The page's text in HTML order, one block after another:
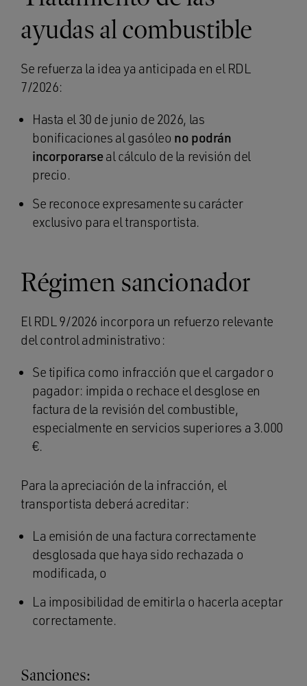
ayudas al combustible
Se refuerza la idea ya anticipada en el RDL
7/2026:
Hasta el 30 de junio de 2026, las
bonificaciones al gasóleo no podrán
incorporarseal cálculo de la revisión del
precio.
Se reconoce expresamente su carácter
exclusivo para el transportista.
Régimen sancionador
El RDL 9/2026 incorpora un refuerzo relevante
del control administrativo:
Se tipifica como infracción que el cargador o
pagador: impida o rechace el desglose en
factura de la revisión del combustible,
especialmente en servicios superiores a 3.000
€.
Para la apreciación de la infracción, el
transportista deberá acreditar:
La emisión de una factura correctamente
desglosada que haya sido rechazada o
modificada, o
La imposibilidad de emitirla o hacerla aceptar
correctamente.
Sanciones: